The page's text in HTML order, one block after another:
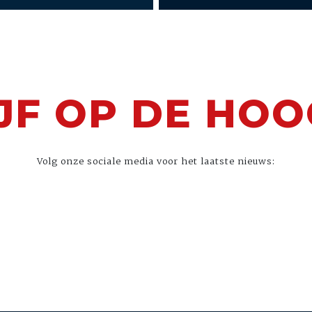
OP DE
Volg onze sociale media voor het laatste nieuws: